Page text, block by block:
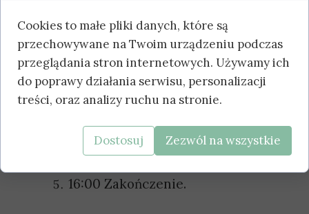
uczestników rajdu
wyznaczonymi trasami
13:30Wspólny posiłek
regeneracyjny.
14:00-16:00 Animacje dla
dzieci, mecz towarzyski.
16:00 Zakończenie.
Cookies to małe pliki danych, które są
przechowywane na Twoim urządzeniu podczas
przeglądania stron internetowych. Używamy ich
do poprawy działania serwisu, personalizacji
treści, oraz analizy ruchu na stronie.
Dostosuj Zezwól na wszystkie